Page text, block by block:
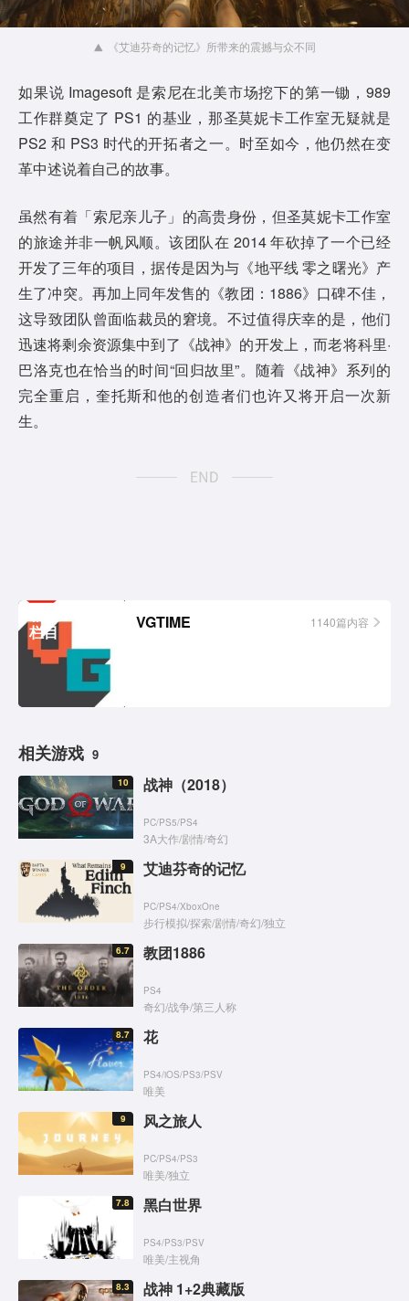
《艾迪芬奇的记忆》所带来的震撼与众不同
如果说 Imagesoft 是索尼在北美市场挖下的第一锄，989
工作群奠定了 PS1 的基业，那圣莫妮卡工作室无疑就是
PS2 和 PS3 时代的开拓者之一。时至如今，他仍然在变
革中述说着自己的故事。
虽然有着「索尼亲儿子」的高贵身份，但圣莫妮卡工作室
的旅途并非一帆风顺。该团队在 2014 年砍掉了一个已经
开发了三年的项目，据传是因为与《地平线 零之曙光》产
生了冲突。再加上同年发售的《教团：1886》口碑不佳，
这导致团队曾面临裁员的窘境。不过值得庆幸的是，他们
迅速将剩余资源集中到了《战神》的开发上，而老将科里·
巴洛克也在恰当的时间“回归故里”。随着《战神》系列的
完全重启，奎托斯和他的创造者们也许又将开启一次新
生。
栏目
VGTIME 1140篇内容
相关游戏 9
10 战神（2018）
PC/PS5/PS4
3A大作/剧情/奇幻
9 艾迪芬奇的记忆
PC/PS4/XboxOne
步行模拟/探索/剧情/奇幻/独立
6.7 教团1886
PS4
奇幻/战争/第三人称
8.7 花
PS4/iOS/PS3/PSV
唯美
9 风之旅人
PC/PS4/PS3
唯美/独立
7.8 黑白世界
PS4/PS3/PSV
唯美/主视角
8.3 战神 1+2典藏版